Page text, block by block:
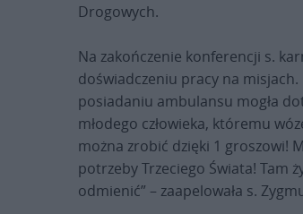
Drogowych.
Na zakończenie konferencji s.
doświadczeniu pracy na
posiadaniu ambulansu mogła
młodego człowieka, któremu
można zrobić dzięki 1 groszowi!
potrzeby Trzeciego Świata! Tam
odmienić” – zaapelowała s.